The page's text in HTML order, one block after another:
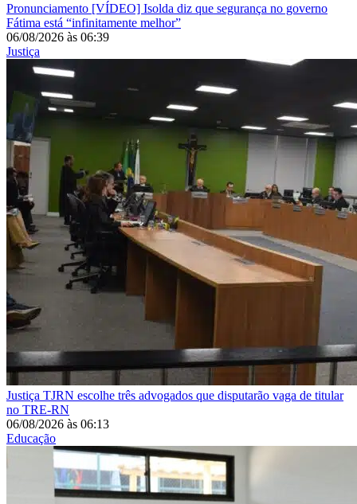
Pronunciamento [VÍDEO] Isolda diz que segurança no governo
Fátima está “infinitamente melhor”
06/08/2026 às 06:39
Justiça
Justiça TJRN escolhe três advogados que disputarão vaga de titular
no TRE-RN
06/08/2026 às 06:13
Educação